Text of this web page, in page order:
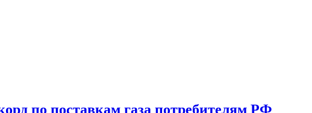
по поставкам газа потребителям РФ